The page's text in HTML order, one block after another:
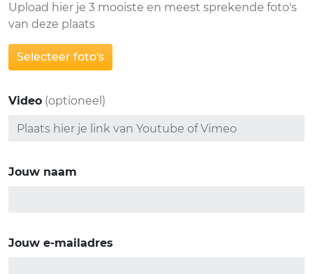
Upload hier je 3 mooiste en meest sprekende foto's
van deze plaats
Selecteer foto's
Video (optioneel)
Jouw naam
Jouw e-mailadres